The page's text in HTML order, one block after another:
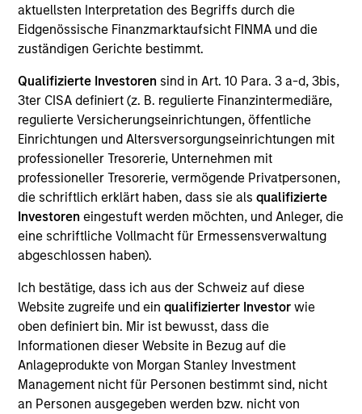
aktuellsten Interpretation des Begriffs durch die
Eidgenössische Finanzmarktaufsicht FINMA und die
zuständigen Gerichte bestimmt.
Qualifizierte Investoren sind in Art. 10 Para. 3 a-d, 3bis,
3ter CISA definiert (z. B. regulierte Finanzintermediäre,
regulierte Versicherungseinrichtungen, öffentliche
Einrichtungen und Altersversorgungseinrichtungen mit
professioneller Tresorerie, Unternehmen mit
professioneller Tresorerie, vermögende Privatpersonen,
die schriftlich erklärt haben, dass sie alsqualifizierte
Investoren eingestuft werden möchten, und Anleger, die
eine schriftliche Vollmacht für Ermessensverwaltung
abgeschlossen haben).
Ich bestätige, dass ich aus der Schweiz auf diese
Website zugreife und ein qualifizierter Investor wie
oben definiert bin. Mir ist bewusst, dass die
Informationen dieser Website in Bezug auf die
Anlageprodukte von Morgan Stanley Investment
Management nicht für Personen bestimmt sind, nicht
an Personen ausgegeben werden bzw. nicht von
Invested on
Nov 2020
Transaction Type
Senior Secured Note
Lightbend provides an opensource platform for
building reactive applications for the JVM, consisting
of the Play Framework, Akka middleware and Scala
programming langua, with additional supporting
database library for Scala and the sbt build tool.
Lightbend also provides training, consulting and
commercial support on the platform.
View Current Employment Opportunities
View Site